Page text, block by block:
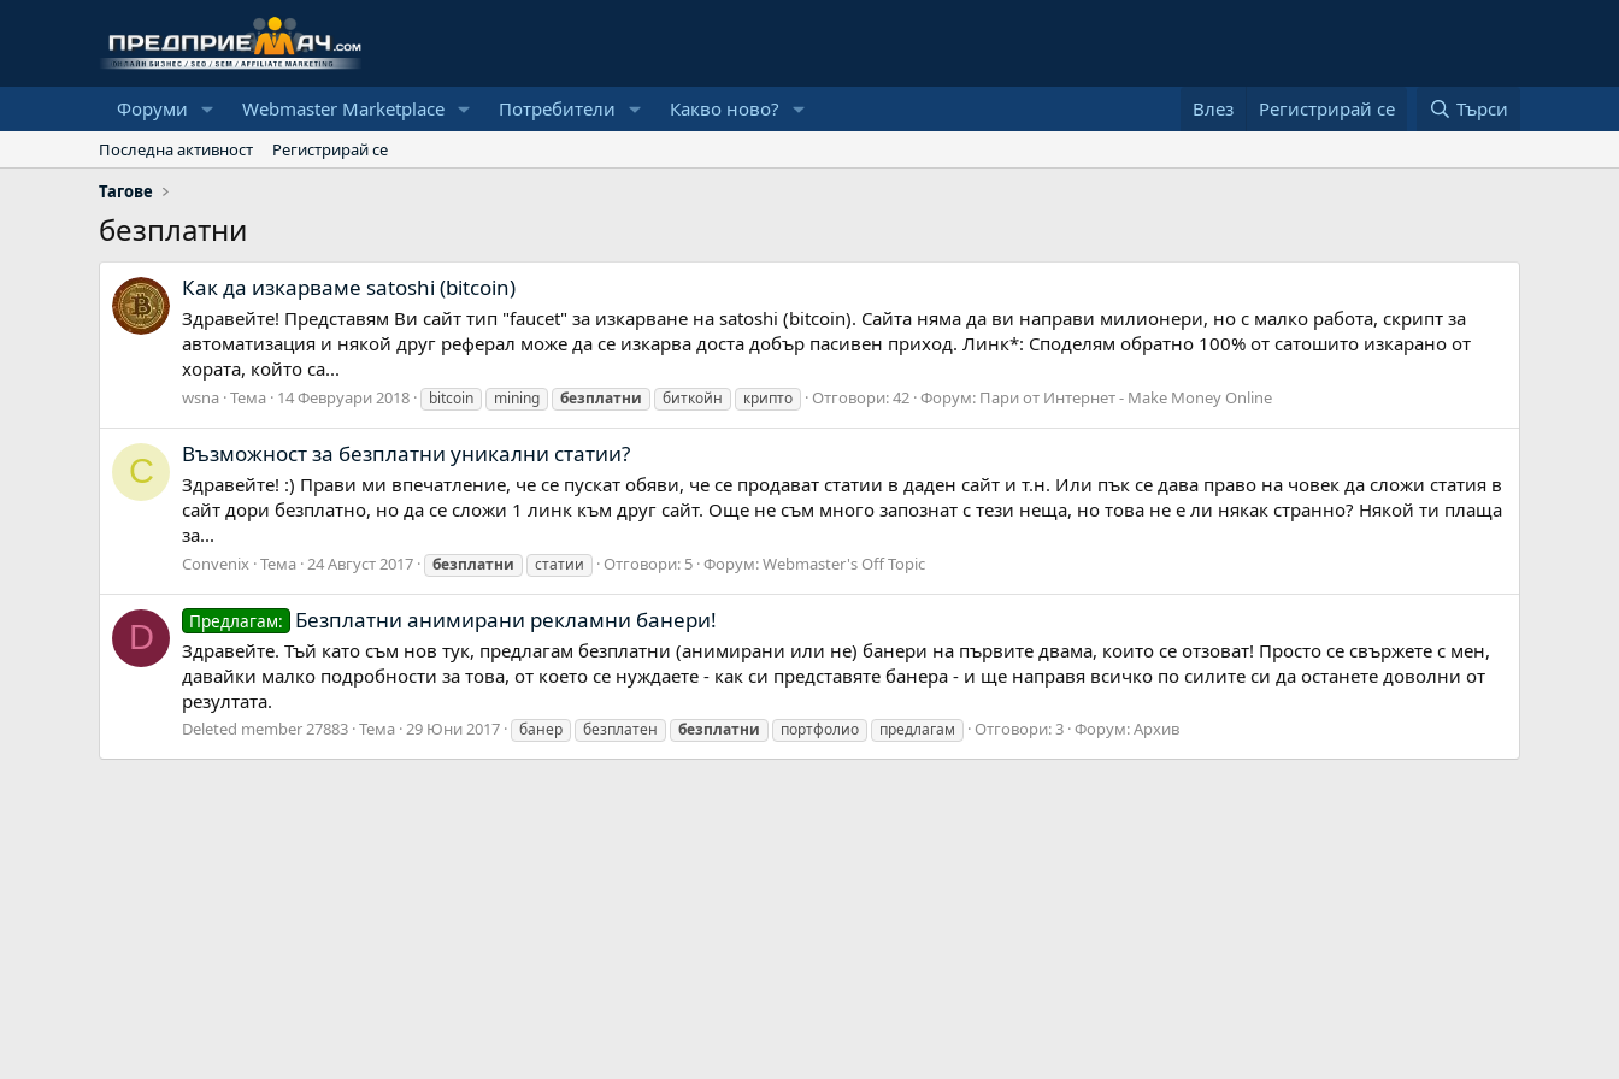
Форуми Webmaster Marketplace Потребители Какво ново? Влез Регистрирай се Търси
Последна активност
Регистрирай се
Тагове
безплатни
Как да изкарваме satoshi (bitcoin)
Здравейте! Представям Ви сайт тип "faucet" за изкарване на satoshi (bitcoin). Сайта няма да ви направи милионери, но с малко работа, скрипт за
автоматизация и някой друг реферал може да се изкарва доста добър пасивен приход. Линк*: Споделям обратно 100% от сатошито изкарано от
хората, който са...
wsna Тема 14 Февруари 2018 bitcoin mining безплатни биткойн крипто Отговори: 42 Форум: Пари от Интернет - Make Money Online
C Възможност за безплатни уникални статии?
Здравейте! :) Прави ми впечатление, че се пускат обяви, че се продават статии в даден сайт и т.н. Или пък се дава право на човек да сложи статия в
сайт дори безплатно, но да се сложи 1 линк към друг сайт. Още не съм много запознат с тези неща, но това не е ли някак странно? Някой ти плаща
за...
Convenix Тема 24 Август 2017 безплатни статии Отговори: 5 Форум:Webmaster's Off Topic
D Предлагам: Безплатни анимирани рекламни банери!
Здравейте. Тъй като съм нов тук, предлагам безплатни (анимирани или не) банери на първите двама, които се отзоват! Просто се свържете с мен,
давайки малко подробности за това, от което се нуждаете - как си представяте банера - и ще направя всичко по силите си да останете доволни от
резултата.
Deleted member 27883 Тема 29 Юни 2017 банер безплатен безплатни портфолио предлагам Отговори: 3 Форум:Архив